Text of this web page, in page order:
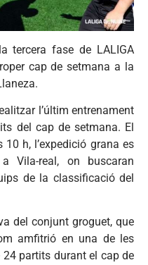
tercera fase de LALIGA
cap de setmana a la
l’últim entrenament
del cap de setmana. El
h, l’expedició grana es
Vila-real, on buscaran
de la classificació del
del conjunt groguet, que
amfitrió en una de les
partits durant el cap de